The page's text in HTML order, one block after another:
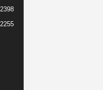
2398
2255